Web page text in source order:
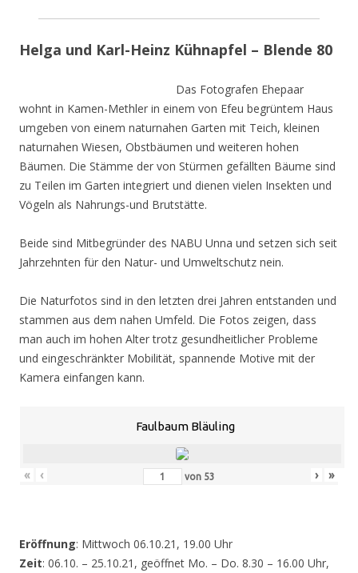
Helga und Karl-Heinz Kühnapfel – Blende 80
Das Fotografen Ehepaar
wohnt in Kamen-Methler in einem von Efeu begrüntem Haus
umgeben von einem naturnahen Garten mit Teich, kleinen
naturnahen Wiesen, Obstbäumen und weiteren hohen
Bäumen. Die Stämme der von Stürmen gefällten Bäume sind
zu Teilen im Garten integriert und dienen vielen Insekten und
Vögeln als Nahrungs-und Brutstätte.
Beide sind Mitbegründer des NABU Unna und setzen sich seit
Jahrzehnten für den Natur- und Umweltschutz nein.
Die Naturfotos sind in den letzten drei Jahren entstanden und
stammen aus dem nahen Umfeld. Die Fotos zeigen, dass
man auch im hohen Alter trotz gesundheitlicher Probleme
und eingeschränkter Mobilität, spannende Motive mit der
Kamera einfangen kann.
Faulbaum Bläuling
« ‹ von 53 › »
Eröffnung: Mittwoch 06.10.21, 19.00 Uhr
Zeit: 06.10. – 25.10.21, geöffnet Mo. – Do. 8.30 – 16.00 Uhr,